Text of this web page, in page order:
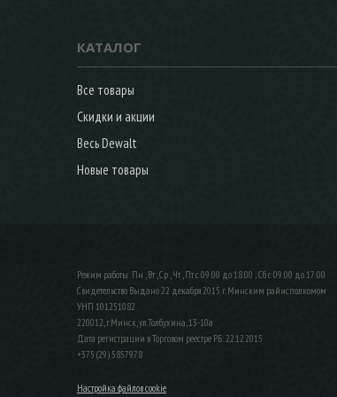
КАТАЛОГ
Все товары
Скидки и акции
Весь Dewalt
Новые товары
Режим работы: Пн , Вт , Ср , Чт , Пт c 09:00 до 18:00 ; Сб c 09:00 до 17:00
Свидетельство Выдано 22 декабря 2015 г. Минским райисполкомом
УНП 101251082
220012, г.Минск, ул.Толбухина, 13-10а
Дата регистрации в Торговом реестре РБ: 22.12.2015
+375 (29) 5857978
Настройка файлов cookie